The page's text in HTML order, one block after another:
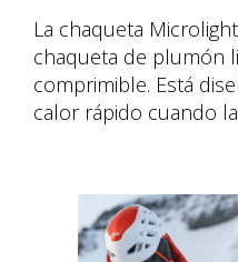
La chaqueta
chaqueta de plumón
comprimible. Está
calor rápido cuando